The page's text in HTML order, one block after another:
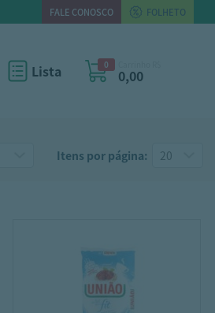
FALE CONOSCO FOLHETO
Lista 0
0,00
Itens por página: